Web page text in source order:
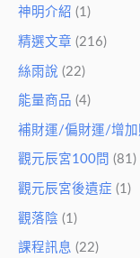
神明介紹 (1)
精選文章 (216)
絲雨說 (22)
能量商品 (4)
補財運/偏財運/增加
觀元辰宮100問 (81)
觀元辰宮後遺症 (1)
觀落陰 (1)
課程訊息 (22)